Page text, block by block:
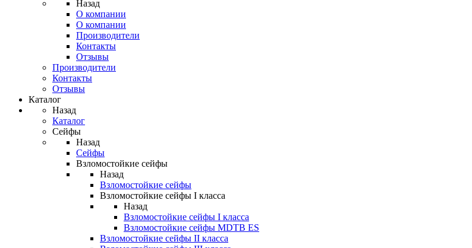
Назад
О компании
О компании
Производители
Контакты
Отзывы
Производители
Контакты
Отзывы
Каталог
Назад
Каталог
Сейфы
Назад
Сейфы
Взломостойкие сейфы
Назад
Взломостойкие сейфы
Взломостойкие сейфы I класса
Назад
Взломостойкие сейфы I класса
Взломостойкие сейфы MDTB ES
Взломостойкие сейфы II класса